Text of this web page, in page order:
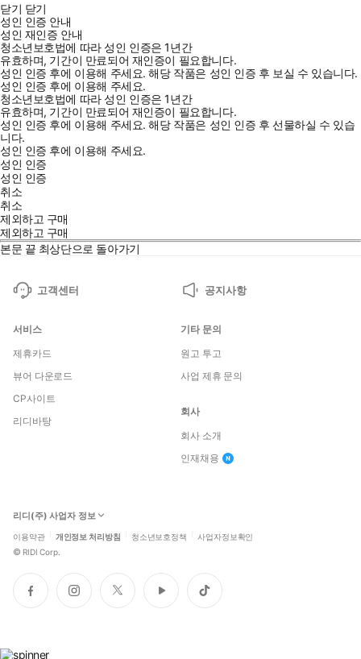
닫기 닫기
성인 인증 안내
성인 재인증 안내
청소년보호법에 따라 성인 인증은 1년간
유효하며, 기간이 만료되어 재인증이 필요합니다.
성인 인증 후에 이용해 주세요.해당 작품은 성인 인증 후 보실 수 있습니다.
성인 인증 후에 이용해 주세요.
청소년보호법에 따라 성인 인증은 1년간
유효하며, 기간이 만료되어 재인증이 필요합니다.
성인 인증 후에 이용해 주세요.해당 작품은 성인 인증 후 선물하실 수 있습
니다.
성인 인증 후에 이용해 주세요.
성인 인증
성인 인증
취소
취소
제외하고 구매
제외하고 구매
본문 끝 최상단으로 돌아가기
고객센터 공지사항
서비스
제휴카드
뷰어 다운로드
CP사이트
리디바탕
기타 문의
원고 투고
사업 제휴 문의
회사
회사 소개
인재채용
리디(주) 사업자 정보
이용약관 개인정보 처리방침 청소년보호정책 사업자정보확인
© RIDI Corp.
페
이
인
스
트
위
유
튜
틱
톡